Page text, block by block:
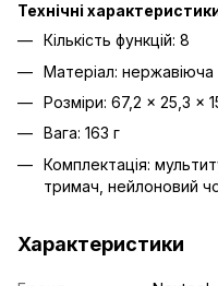
Технічні
Кількість функцій: 8
Матеріал:
Розміри: 67,2 × 25,3 ×
Вага: 163 г
Комплектація:
тримач, нейлоновий
Характеристики